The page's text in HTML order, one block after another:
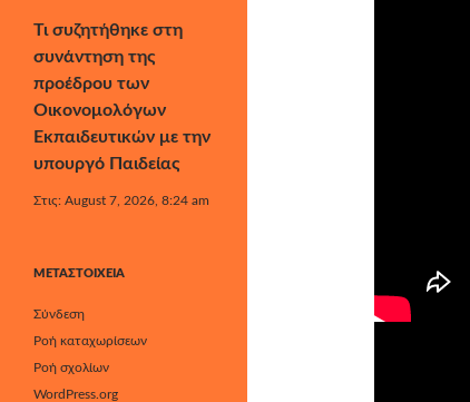
Τι συζητήθηκε στη
συνάντηση της
προέδρου των
Οικονομολόγων
Εκπαιδευτικών με την
υπουργό Παιδείας
Στις: August 7, 2026, 8:24 am
ΜΕΤΑΣΤΟΙΧΕΊΑ
Σύνδεση
Ροή καταχωρίσεων
Ροή σχολίων
WordPress.org